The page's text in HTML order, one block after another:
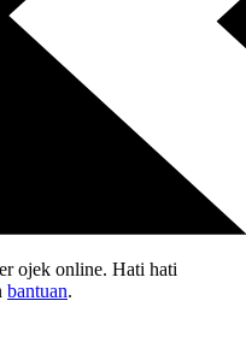
ojek online. Hati hati
bantuan.